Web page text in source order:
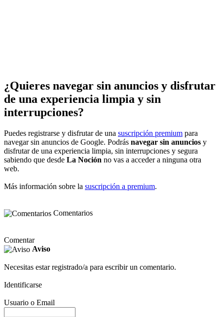
¿Quieres navegar sin anuncios y disfrutar
de una experiencia limpia y sin
interrupciones?
Puedes registrarse y disfrutar de una suscripción premium para
navegar sin anuncios de Google. Podrás navegar sin anuncios y
disfrutar de una experiencia limpia, sin interrupciones y segura
sabiendo que desde La Noción no vas a acceder a ninguna otra
web.
Más información sobre la suscripción a premium.
Comentarios
Comentar
Aviso
Necesitas estar registrado/a para escribir un comentario.
Identificarse
Usuario o Email